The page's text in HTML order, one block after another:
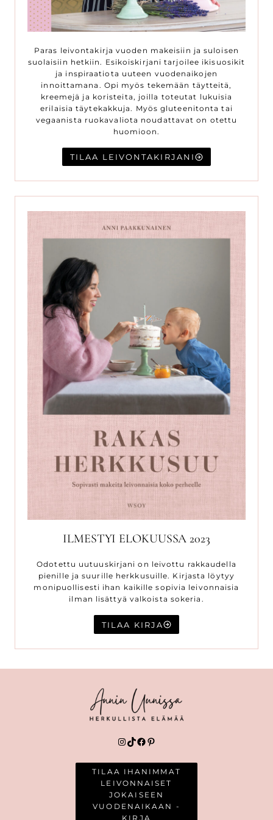
Paras leivontakirja vuoden makeisiin ja suloisen
suolaisiin hetkiin. Esikoiskirjani tarjoilee ikisuosikit
ja inspiraatiota uuteen vuodenaikojen
innoittamana. Opi myös tekemään täytteitä,
kreemejä ja koristeita, joilla toteutat lukuisia
erilaisia täytekakkuja. Myös gluteenitonta tai
vegaanista ruokavaliota noudattavat on otettu
huomioon.
TILAA LEIVONTAKIRJANI
ILMESTYI ELOKUUSSA 2023
Odotettu uutuuskirjani on leivottu rakkaudella
pienille ja suurille herkkusuille. Kirjasta löytyy
monipuollisesti ihan kaikille sopivia leivonnaisia
ilman lisättyä valkoista sokeria.
TILAA KIRJA
Instagram
TikTok
Facebook
Pinterest
TILAA IHANIMMAT
LEIVONNAISET
JOKAISEEN
VUODENAIKAAN -
KIRJA